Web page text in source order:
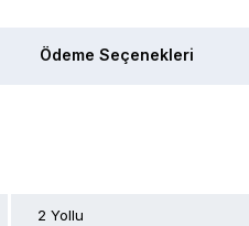
Ödeme Seçenekleri
2 Yollu